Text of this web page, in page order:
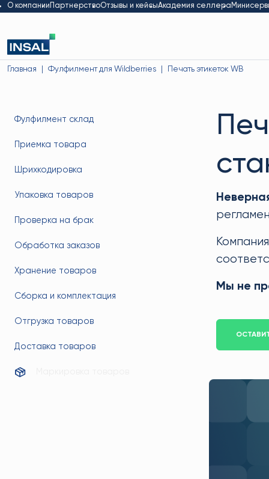
О компании ПартнерствоОтзывы и кейсыАкадемия селлера
Главная Фулфилмент для Wildberries Печать этикеток WB
Фулфилмент склад
Приемка товара
Шрихкодировка
Упаковка товаров
Проверка на брак
Обработка заказов
Хранение товаров
Сборка и комплектация
Отгрузка товаров
Доставка товаров
Мы не